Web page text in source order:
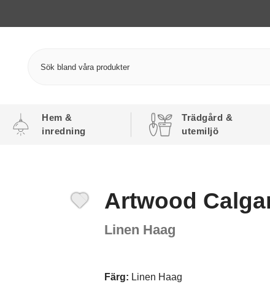
Hem &
inredning
Trädgård &
utemiljö
Artwood
Linen Haag
Färg: Linen Haag